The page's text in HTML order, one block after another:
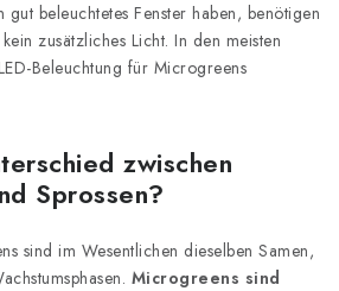
beleuchtetes Fenster haben, benötigen
zusätzliches Licht. In den meisten
Beleuchtung für Microgreens
zwischen
Sprossen?
sind im Wesentlichen dieselben Samen,
Microgreens sind